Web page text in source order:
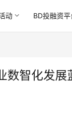
动 BD投融资平
智化发